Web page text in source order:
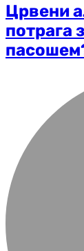
Црвени
потрага